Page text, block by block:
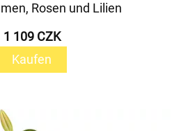
Rosen und Lilien
1 109 CZK
Kaufen